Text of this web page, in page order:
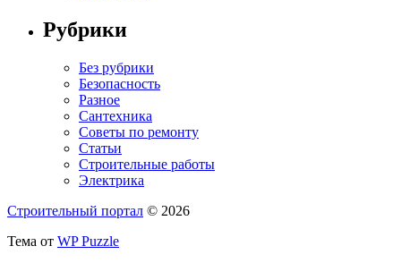
Рубрики
Без рубрики
Безопасность
Разное
Сантехника
Советы по ремонту
Статьи
Строительные работы
Электрика
Строительный портал © 2026
Тема от WP Puzzle